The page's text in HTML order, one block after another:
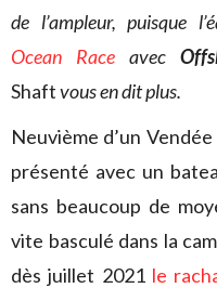
de l’ampleur, puisque
Ocean Race avec
Shaftvous en dit plus.
Neuvième d’un
présenté avec un
sans beaucoup de
vite basculé dans la
dès juillet 2021 le